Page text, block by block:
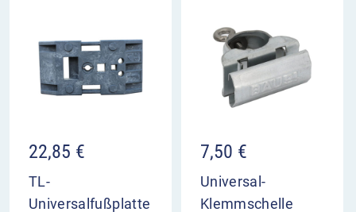
22,85 €
TL-
Universalfußplatte
7,50 €
Universal-
Klemmschelle